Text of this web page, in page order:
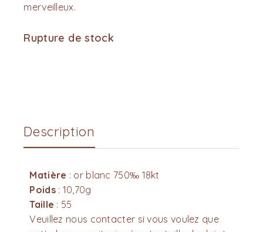
merveilleux.
Rupture de stock
Description
Matière : or blanc 750‰ 18kt
Poids: 10,70g
Taille : 55
Veuillez nous contacter si vous voulez que